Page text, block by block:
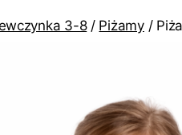
3-8/ Piżamy/